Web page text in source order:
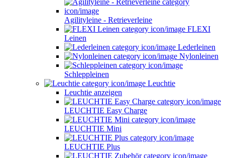
Agilityleine - Retrieverleine
FLEXI
Leinen
Lederleinen
Nylonleinen
Schleppleinen
Leuchtie
Leuchtie anzeigen
LEUCHTIE Easy Charge
LEUCHTIE Mini
LEUCHTIE Plus